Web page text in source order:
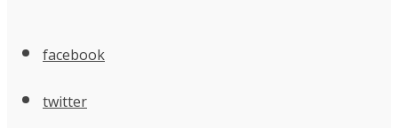
facebook
twitter